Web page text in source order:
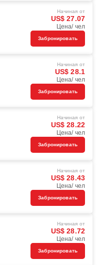
Начиная от
US$ 27.07
Цена/ чел
Забронировать
Начиная от
US$ 28.1
Цена/ чел
Забронировать
Начиная от
US$ 28.22
Цена/ чел
Забронировать
Начиная от
US$ 28.43
Цена/ чел
Забронировать
Начиная от
US$ 28.72
Цена/ чел
Забронировать